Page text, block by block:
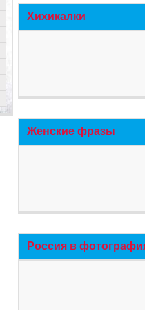
Хихикалки
Женские фразы
Россия в